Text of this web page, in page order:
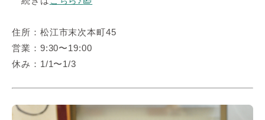
住所：松江市末次本町45
営業：9:30〜19:00
休み：1/1〜1/3